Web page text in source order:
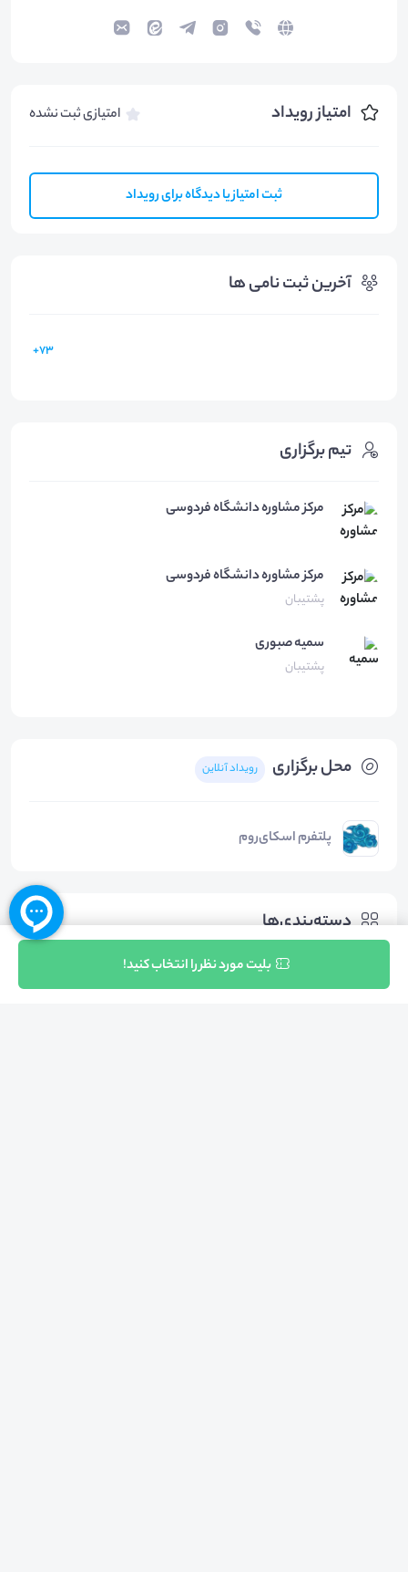
امتیاز رویداد امتیازی ثبت نشده
ثبت امتیاز یا دیدگاه برای رویداد
آخرین ثبت نامی ها
73+
محل برگزاری رویداد آنلاین
پلتفرم اسکای‌روم
دسته‌بندی‌ها
روانشناسی روانشناسی رفتاری مشاوره و روانشناسی خانواده
تیم برگزاری
مرکز مشاوره دانشگاه فردوسی
مرکز مشاورهدانشگاه فردوسی
پشتیبان
سمیهصبوری
پشتیبان
بلیت مورد نظر را انتخاب کنید!